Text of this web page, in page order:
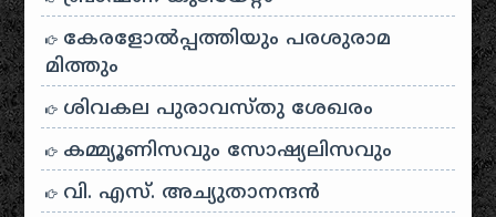
കേരളോൽപ്പത്തിയും പരശുരാമ
മിത്തും
ശിവകല പുരാവസ്തു ശേഖരം
കമ്മ്യൂണിസവും സോഷ്യലിസവും
വി. എസ്. അച്യുതാനന്ദൻ